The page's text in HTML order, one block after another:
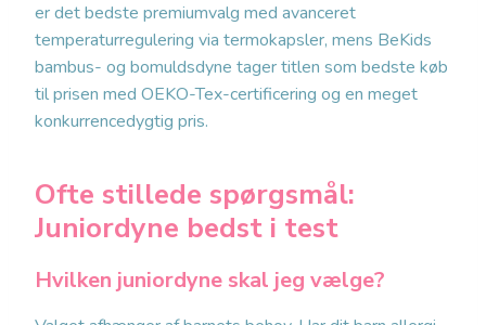
er det bedste premiumvalg med avanceret
temperaturregulering via termokapsler, mens BeKids
bambus- og bomuldsdyne tager titlen som bedste køb
til prisen med OEKO-Tex-certificering og en meget
konkurrencedygtig pris.
Ofte stillede spørgsmål:
Juniordyne bedst i test
Hvilken juniordyne skal jeg vælge?